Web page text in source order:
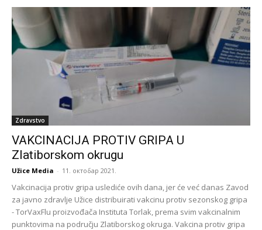
Zdravstvo
VAKCINACIJA PROTIV GRIPA U
Zlatiborskom okrugu
Užice Media - 11. октобар 2021.
Vakcinacija protiv gripa uslediće ovih dana, jer će već danas Zavod
za javno zdravlje Užice distribuirati vakcinu protiv sezonskog gripa
- TorVaxFlu proizvođača Instituta Torlak, prema svim vakcinalnim
punktovima na području Zlatiborskog okruga. Vakcina protiv gripa